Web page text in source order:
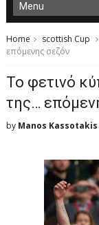
Home scottish Cup
επόμενης σεζόν
To φετινό
της…
by Manos Kassotakis